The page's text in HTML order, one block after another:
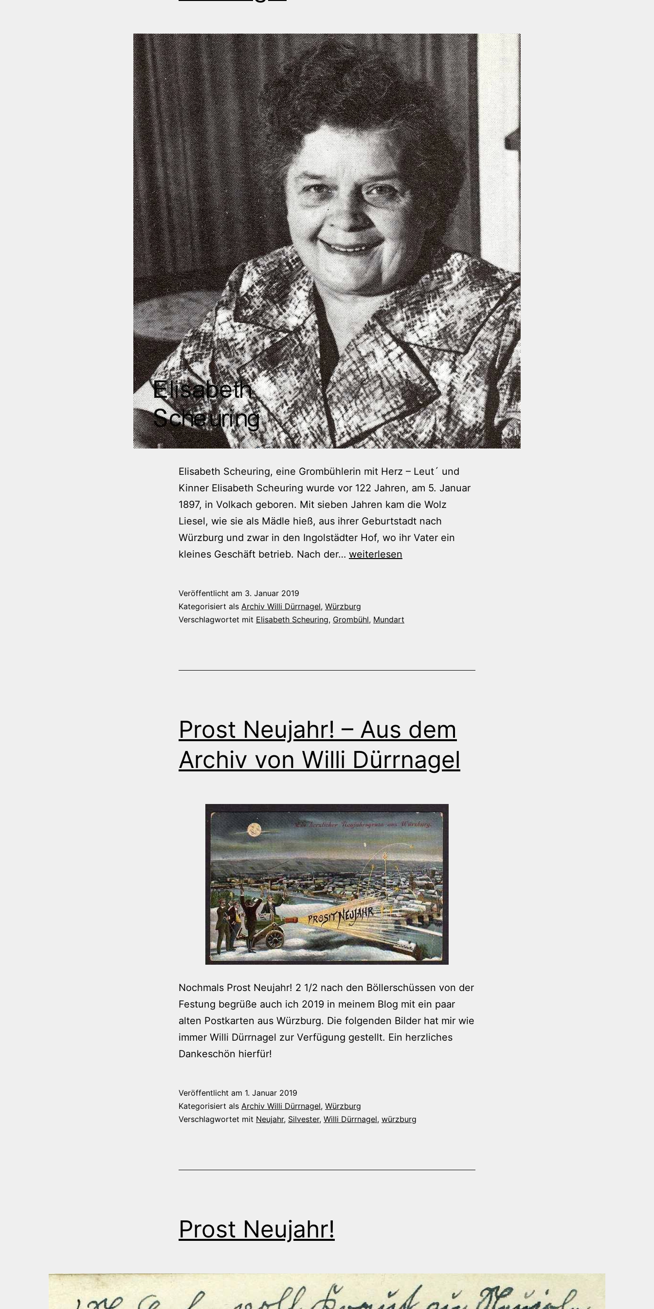
Elisabeth Scheuring, eine Grombühlerin mit Herz – Leut´ und
Kinner Elisabeth Scheuring wurde vor 122 Jahren, am 5. Januar
1897, in Volkach geboren. Mit sieben Jahren kam die Wolz
Liesel, wie sie als Mädle hieß, aus ihrer Geburtstadt nach
Würzburg und zwar in den Ingolstädter Hof, wo ihr Vater ein
kleines Geschäft betrieb. Nach der… Elisabeth
Aus
dem
Willi
weiterlesen
Veröffentlicht am 3. Januar 2019
Kategorisiert als Archiv Willi Dürrnagel, Würzburg
Verschlagwortet mit Elisabeth Scheuring, Grombühl, Mundart
Prost Neujahr! – Aus dem
Archiv von Willi Dürrnagel
Nochmals Prost Neujahr! 2 1/2 nach den Böllerschüssen von der
Festung begrüße auch ich 2019 in meinem Blog mit ein paar
alten Postkarten aus Würzburg. Die folgenden Bilder hat mir wie
immer Willi Dürrnagel zur Verfügung gestellt. Ein herzliches
Dankeschön hierfür!
Veröffentlicht am 1. Januar 2019
Kategorisiert als Archiv Willi Dürrnagel, Würzburg
Verschlagwortet mit Neujahr, Silvester, Willi Dürrnagel, würzburg
Prost Neujahr!